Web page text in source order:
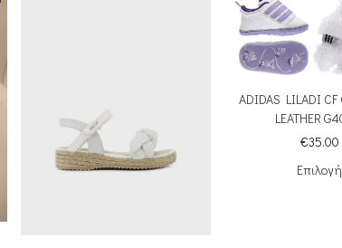
ADIDAS LILADI CF
LEATHER
€35.00
Επιλογή